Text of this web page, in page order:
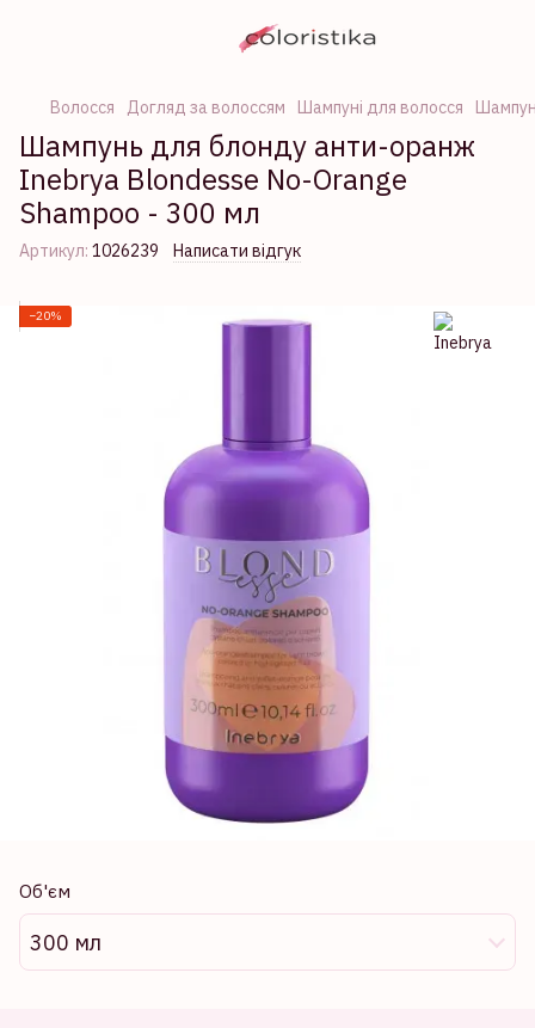
Волосся Догляд за волоссям Шампуні для волосся
Шампунь для блонду анти-оранж
Inebrya Blondesse No-Orange
Shampoo - 300 мл
Артикул: 1026239 Написати відгук
−20%
Об'єм
300 мл